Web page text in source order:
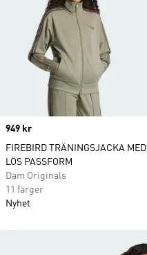
Price
949 kr
FIREBIRD TRÄNINGSJACKA MED
LÖS PASSFORM
Dam Originals
11 färger
Nyhet